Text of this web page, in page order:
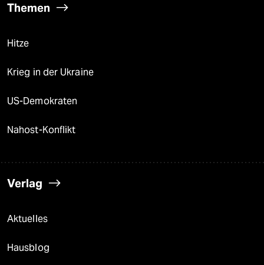
Themen
Hitze
Krieg in der Ukraine
US-Demokraten
Nahost-Konflikt
Verlag
Aktuelles
Hausblog